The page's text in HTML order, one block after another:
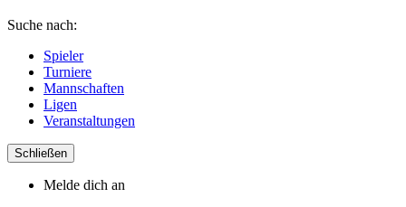
Suche nach:
Spieler
Turniere
Mannschaften
Ligen
Veranstaltungen
Schließen
Melde dich an